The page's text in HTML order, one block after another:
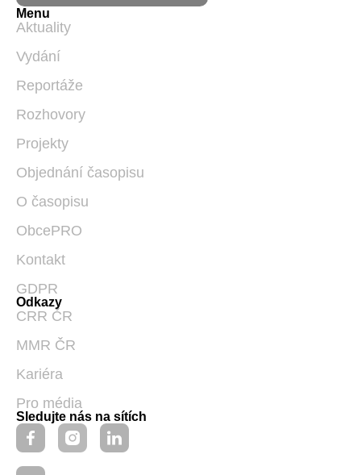
Menu
Aktuality
Vydání
Reportáže
Rozhovory
Projekty
Objednání časopisu
O časopisu
ObcePRO
Kontakt
GDPR
Odkazy
CRR ČR
MMR ČR
Kariéra
Pro média
Sledujte nás na sítích